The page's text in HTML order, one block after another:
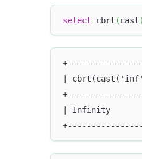
select cbrt (cast (
| cbrt(cast('inf'
| Infinity